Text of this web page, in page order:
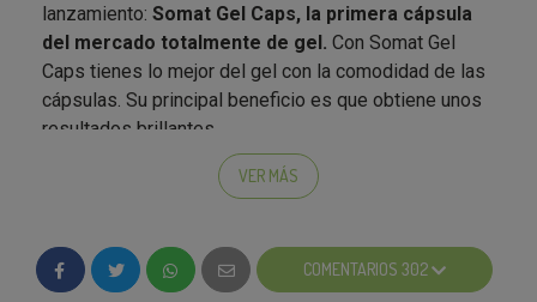
lanzamiento: Somat Gel Caps, la primera cápsula
del mercado totalmente de gel. Con Somat Gel
Caps tienes lo mejor del gel con la comodidad de las
cápsulas. Su principal beneficio es que obtiene unos
resultados brillantes.
es un detergente multifunción en
nuevo formato, con un film 100% soluble, lasGel
Capsse disuelven de inmediato y eliminan incluso la
VER MÁS
COMENTARIOS 302